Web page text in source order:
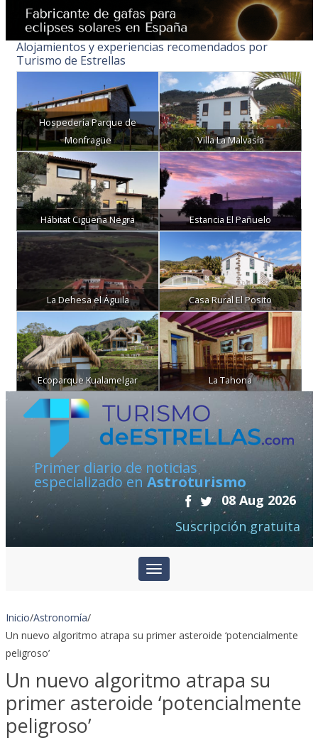
Alojamientos y experiencias recomendados por
Turismo de Estrellas
Hospedería Parque de
Monfragüe
Villa La Malvasía
Hábitat Cigüeña Negra Estancia El Pañuelo
La Dehesa el Águila Casa Rural El Posito
Ecoparque Kualamelgar La Tahona
Primer diario de noticias
especializado en Astroturismo
08 Aug 2026
Suscripción gratuita
Inicio/Astronomía/
Un nuevo algoritmo atrapa su primer asteroide ‘potencialmente
peligroso’
Un nuevo algoritmo atrapa su
primer asteroide ‘potencialmente
peligroso’